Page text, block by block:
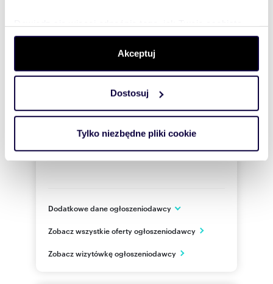
dane są przetwarzane oraz ustaw własne preferencje w
. W Deklaracji plików cookie możesz
zmienić lub wycofać swoją zgodę w dowolnej chwili.
Wykorzystujemy pliki cookie do spersonalizowania treści
i reklam, aby oferować funkcje społecznościowe i
korzystasz z naszej witryny, udostępniamy partnerom
Akceptuj
Dostosuj
Tylko niezbędne pliki cookie
Informacje o ogłoszeniodawcy
HORN IMMOBILIEN GmbH
Dodatkowe dane ogłoszeniodawcy
Locknitz
Zobacz wszystkie oferty ogłoszeniodawcy
Zobacz wizytówkę ogłoszeniodawcy